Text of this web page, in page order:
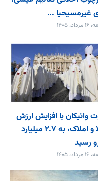
غیرمسیحیا ...
۱۴۰۵
واتیکان با افزایش ارزش
طلا و املاک، به ۲.۷ میلیارد
رسید
۱۴۰۵